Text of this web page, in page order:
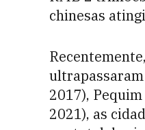
chinesas
2017),
2021), as